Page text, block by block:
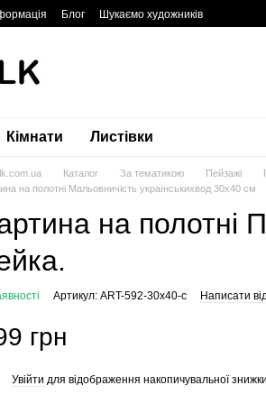
Блог
Шукаємо художників
Кімнати Листівки
Каталог За тематикою Пейзажі
на полотні Мальовничість українськихвод 30х40 см
на полотні
Артикул: ART-592-30x40-c Написати
грн
Увійти для відображення накопичувальної знижки